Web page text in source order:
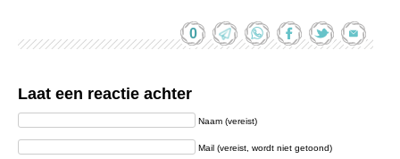
0
Laat een reactie achter
Naam (vereist)
Mail (vereist, wordt niet getoond)